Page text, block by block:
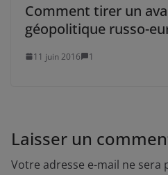
Comment tirer un
géopolitique russo-
11 juin 2016 1
Laisser un
Votre adresse e-mail ne sera